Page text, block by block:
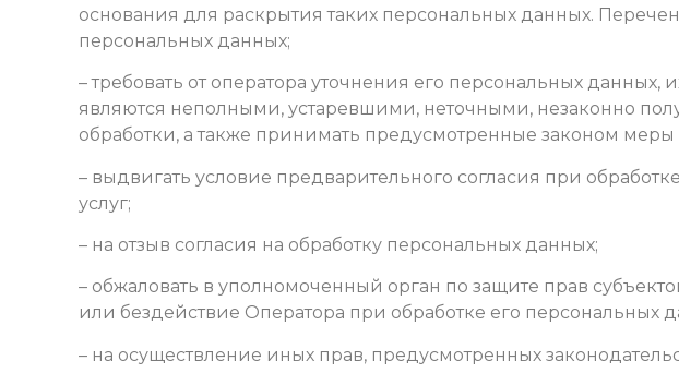
основания для раскрытия таких персональных данных.
персональных данных;
– требовать от оператора уточнения его персональных
являются неполными, устаревшими, неточными, незаконно
обработки, а также принимать предусмотренные законом меры
– выдвигать условие предварительного согласия при
услуг;
– на отзыв согласия на обработку персональных данных;
– обжаловать в уполномоченный орган по защите прав
или бездействие Оператора при обработке его персональных
– на осуществление иных прав, предусмотренных